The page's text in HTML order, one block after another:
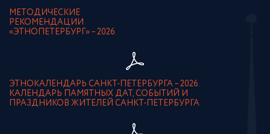
МЕТОДИЧЕСКИЕ
РЕКОМЕНДАЦИИ
«ЭТНОПЕТЕРБУРГ» – 2026
ЭТНОКАЛЕНДАРЬ САНКТ-ПЕТЕРБУРГА – 2026.
КАЛЕНДАРЬ ПАМЯТНЫХ ДАТ, СОБЫТИЙ И
ПРАЗДНИКОВ ЖИТЕЛЕЙ САНКТ-ПЕТЕРБУРГА